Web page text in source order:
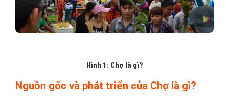
Hình 1: Chợ là gì?
Nguồn gốc và phát triển của Chợ là gì?